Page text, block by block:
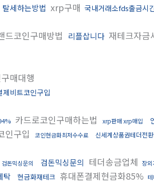
탈세하는방법 xrp구매 국내거래소fds출금시
드코인구매방법 리플삽니다 재테크자금
매대행
제비트코인구입
카드로코인구매하는법 xrp판매 xrp매입
인구입 코인현금화최저수수료 신세계상품권테더전환
검돈믹싱문의 검돈믹싱문의 테더송금업체 장외
탁 현금화재테크 휴대폰결제현금화85%